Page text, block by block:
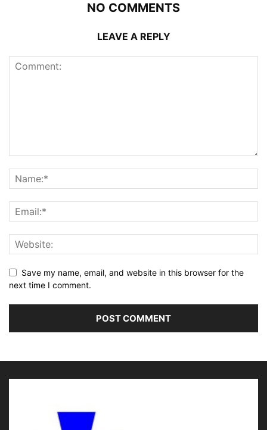
NO COMMENTS
LEAVE A REPLY
Save my name, email, and website in this browser for the
next time I comment.